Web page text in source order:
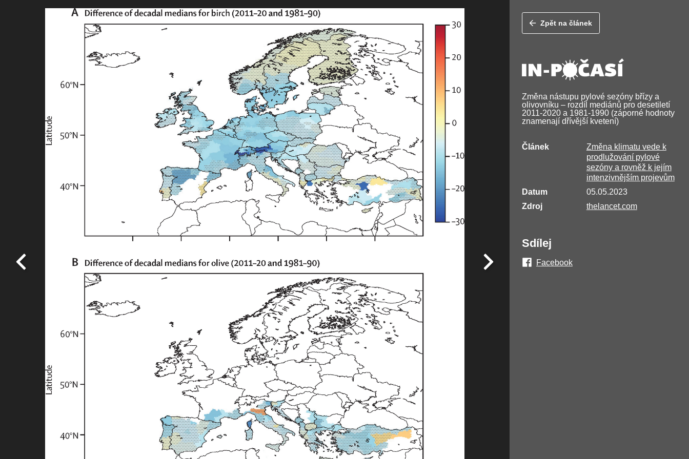
Zpět na článek
Změna nástupu pylové sezóny břízy a
olivovníku – rozdíl mediánů pro desetiletí
2011-2020 a 1981-1990 (záporné hodnoty
znamenají dřívější kvetení)
Článek
Změna klimatu vede k
prodlužování pylové
sezóny a rovněž k jejím
intenzivnějším projevům
Datum
05.05.2023
Zdroj
thelancet.com
Sdílej
Facebook